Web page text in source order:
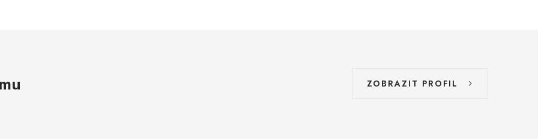
ZOBRAZIT PROFIL